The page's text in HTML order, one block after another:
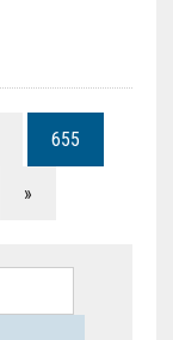
655
»